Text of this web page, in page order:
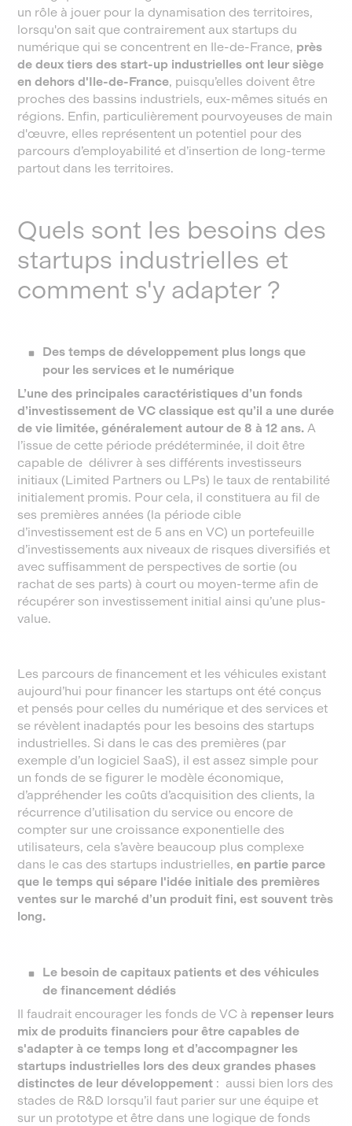
un rôle à jouer pour la dynamisation des territoires,
lorsqu'on sait que contrairement aux startups du
numérique qui se concentrent en Ile-de-France, près
de deux tiers des start-up industrielles ont leur siège
en dehors d'Ile-de-France, puisqu’elles doivent être
proches des bassins industriels, eux-mêmes situés en
régions. Enfin, particulièrement pourvoyeuses de main
d'œuvre, elles représentent un potentiel pour des
parcours d’employabilité et d’insertion de long-terme
partout dans les territoires.
Quels sont les besoins des
startups industrielles et
comment s'y adapter ?
Des temps de développement plus longs que
pour les services et le numérique
L’une des principales caractéristiques d’un fonds
d’investissement de VC classique est qu’il a une durée
de vie limitée, généralement autour de 8 à 12 ans. A
l’issue de cette période prédéterminée, il doit être
capable de délivrer à ses différents investisseurs
initiaux (Limited Partners ou LPs) le taux de rentabilité
initialement promis. Pour cela, il constituera au fil de
ses premières années (la période cible
d’investissement est de 5 ans en VC) un portefeuille
d’investissements aux niveaux de risques diversifiés et
avec suffisamment de perspectives de sortie (ou
rachat de ses parts) à court ou moyen-terme afin de
récupérer son investissement initial ainsi qu’une plus-
value.
Les parcours de financement et les véhicules existant
aujourd’hui pour financer les startups ont été conçus
et pensés pour celles du numérique et des services et
se révèlent inadaptés pour les besoins des startups
industrielles. Si dans le cas des premières (par
exemple d’un logiciel SaaS), il est assez simple pour
un fonds de se figurer le modèle économique,
d’appréhender les coûts d’acquisition des clients, la
récurrence d’utilisation du service ou encore de
compter sur une croissance exponentielle des
utilisateurs, cela s’avère beaucoup plus complexe
dans le cas des startups industrielles,en partie parce
que le temps qui sépare l'idée initiale des premières
ventes sur le marché d’un produit fini, est souvent très
long.
Le besoin de capitaux patients et des véhicules
de financement dédiés
Il faudrait encourager les fonds de VC à repenser leurs
mix de produits financiers pour être capables de
s'adapter à ce temps long et d’accompagner les
startups industrielles lors des deux grandes phases
distinctes de leur développement : aussi bien lors des
stades de R&D lorsqu’il faut parier sur une équipe et
sur un prototype et être dans une logique de fonds